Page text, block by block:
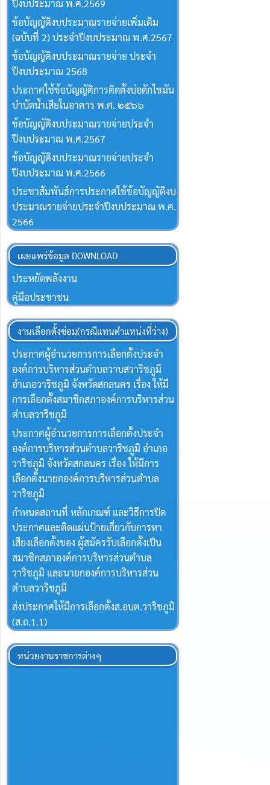
ปีงบประมาณ พ.ศ.2569
ข้อบัญญัติงบประมาณรายจ่ายเพิ่มเติม
(ฉบับที่ 2) ประจำปีงบประมาณ พ.ศ.2567
ข้อบัญญัติงบประมาณรายจ่าย ประจำ
ปีงบประมาณ 2568
ประกาศใช้ข้อบัญญัติการติดตั้งบ่อดักไขมัน
บำบัดน้ำเสียในอาคาร พ.ศ. ๒๕๖๖
ข้อบัญญัติงบประมาณรายจ่ายประจำ
ปีงบประมาณ พ.ศ.2567
ข้อบัญญัติงบประมาณรายจ่ายประจำ
ปีงบประมาณ พ.ศ.2566
ประชาสัมพันธ์การประกาศใช้ข้อบัญญัติงบ
ประมาณรายจ่ายประจำปีงบประมาณ พ.ศ.
2566
เผยแพร่ข้อมูล DOWNLOAD
ประหยัดพลังงาน
คู่มือประชาชน
งานเลือกตั้งซ่อม(กรณีแทนตำแหน่งที่ว่าง)
ประกาศผู้อำนวยการการเลือกตั้งประจำ
องค์การบริหารส่วนตำบลวาบสวาริชภูมิ
อำเภอวาริชภูมิ จังหวัดสกลนคร เรื่อง ให้มี
การเลือกตั้งสมาชิกสภาองค์การบริหารส่วน
ตำบลวาริชภูมิ
ประกาศผู้อำนวยการการเลือกตั้งประจำ
องค์การบริหารส่วนตำบลวาริชภูมิ อำเภอ
วาริชภูมิ จังหวัดสกลนคร เรื่อง ให้มีการ
เลือกตั้งนายกองค์การบริหารส่วนตำบล
วาริชภูมิ
กำหนดสถานที่ หลักเกณฑ์ และวิธีการปิด
ประกาศและติดแผ่นป้ายเกี่ยวกับการหา
เสียงเลือกตั้งของ ผู้สมัครรับเลือกตั้งเป็น
สมาชิกสภาองค์การบริหารส่วนตำบล
วาริชภูมิ และนายกองค์การบริหารส่วน
ตำบลวาริชภูมิ
ส่งประกาศให้มีการเลือกตั้งส.อบต.วาริชภูมิ
(ส.ถ.1.1)
หน่วยงานราชการต่างๆ